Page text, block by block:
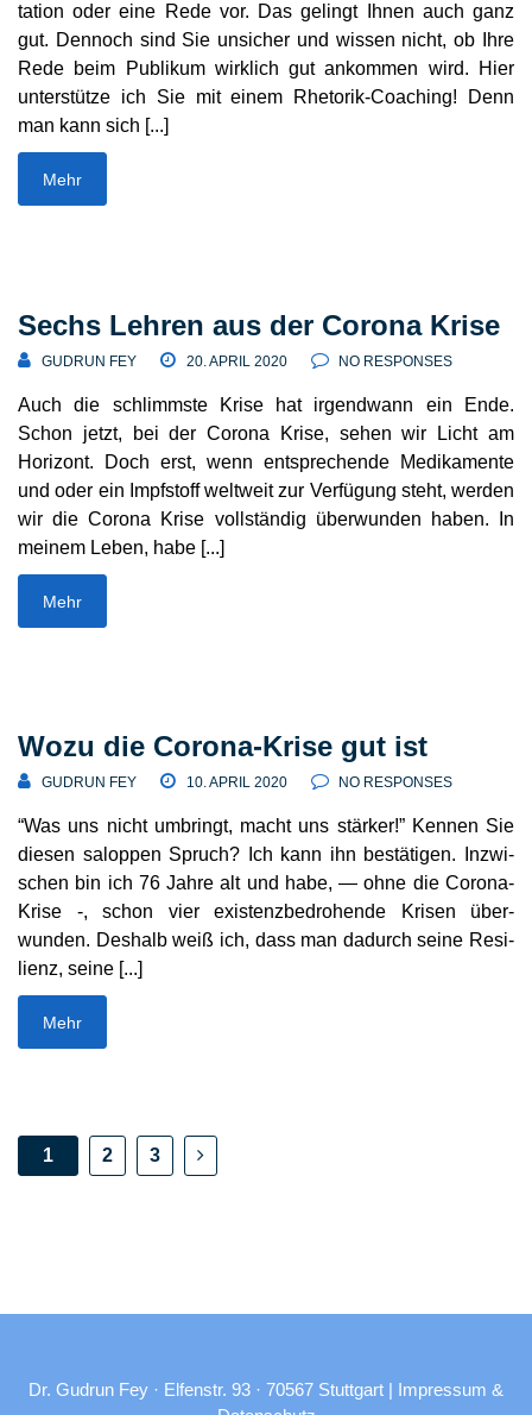
tation oder eine Rede vor. Das gelingt Ihnen auch ganz
gut. Dennoch sind Sie unsicher und wissen nicht, ob Ihre
Rede beim Publikum wirklich gut ankommen wird. Hier
unter­stütze ich Sie mit einem Rhetorik-Coaching! Denn
man kann sich [...]
Mehr
Sechs Lehren aus der Corona Krise
GUDRUN FEY 20. APRIL 2020 NO RESPONSES
Auch die schlimmste Krise hat irgendwann ein Ende.
Schon jetzt, bei der Corona Krise, sehen wir Licht am
Horizont. Doch erst, wenn entspre­chende Medi­ka­mente
und oder ein Impfstoff weltweit zur Verfügung steht, werden
wir die Corona Krise voll­ständig über­wunden haben. In
meinem Leben, habe [...]
Mehr
Wozu die Corona-Krise gut ist
GUDRUN FEY 10. APRIL 2020 NO RESPONSES
“Was uns nicht umbringt, macht uns stärker!” Kennen Sie
diesen saloppen Spruch? Ich kann ihn bestä­tigen. Inzwi­
schen bin ich 76 Jahre alt und habe, — ohne die Corona-
Krise -, schon vier exis­tenz­be­dro­hende Krisen über­
wunden. Deshalb weiß ich, dass man dadurch seine Resi­
lienz, seine [...]
Mehr
1 2 3
Dr. Gudrun Fey · Elfenstr. 93 · 70567 Stuttgart | Impressum &